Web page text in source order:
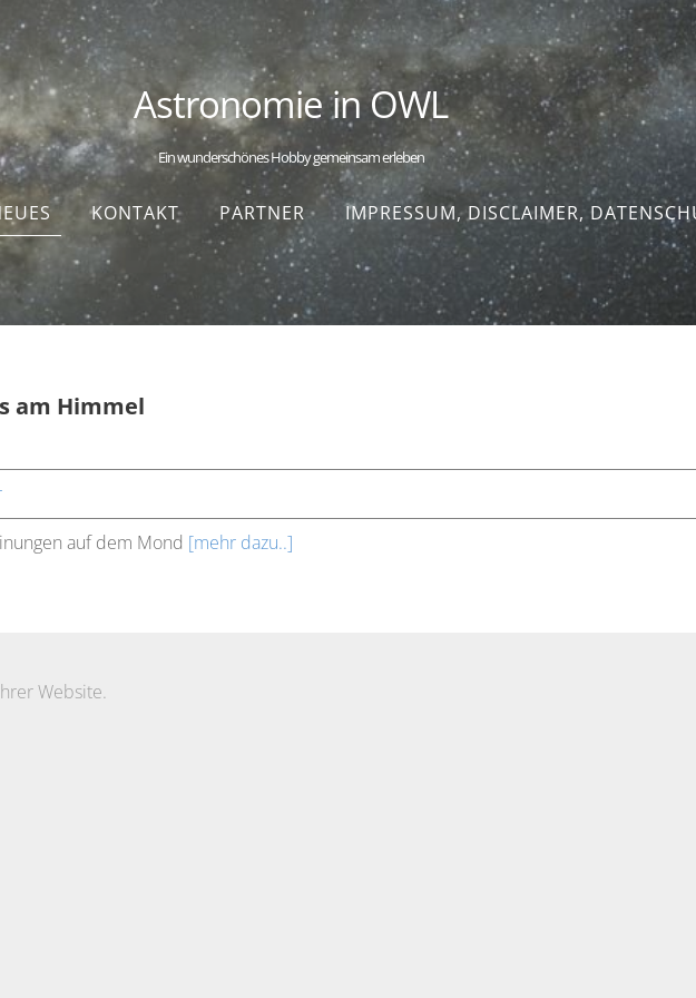
Astronomie in OWL
Ein wunderschönes Hobby gemeinsam erleben
KONTAKT PARTNER IMPRESSUM, DISCLAIMER,
am Himmel
auf dem Mond [mehr dazu..]
Website.